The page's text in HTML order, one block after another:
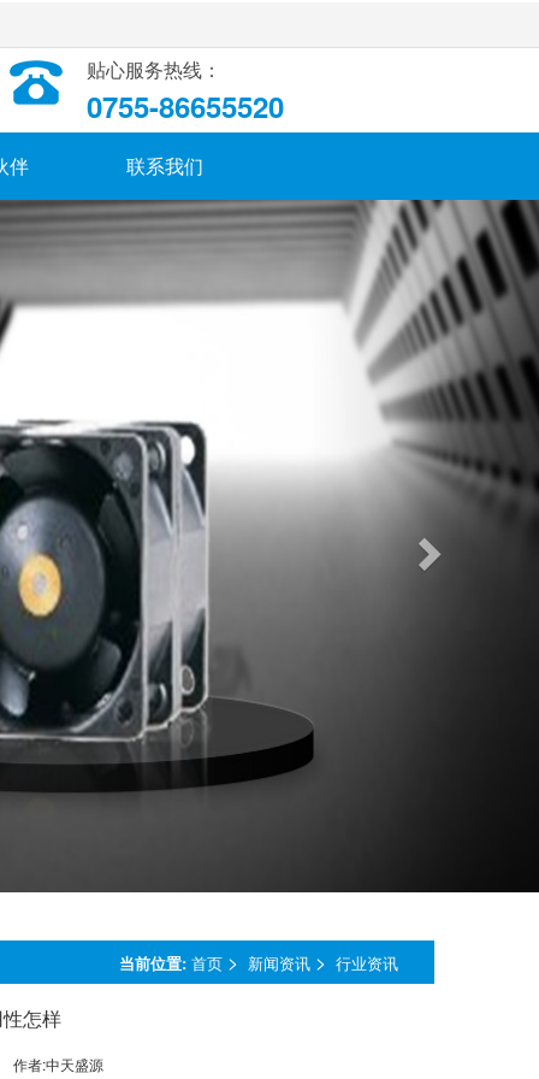
贴心服务热线：
0755-86655520
伴 联系我们
Next
当前位置: 首页 > 新闻资讯 > 行业资讯
怎样
作者:中天盛源